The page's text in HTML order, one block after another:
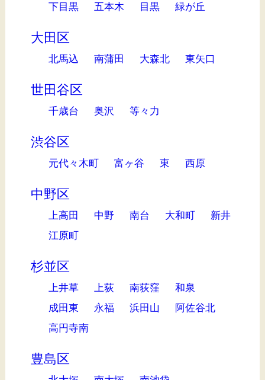
下目黒 五本木 目黒 緑が丘
大田区
北馬込 南蒲田 大森北 東矢口
世田谷区
千歳台 奥沢 等々力
渋谷区
元代々木町 富ヶ谷 東 西原
中野区
上高田 中野 南台 大和町
新井
江原町
杉並区
上井草 上荻 南荻窪
和泉
成田東
永福 浜田山
阿佐谷北
高円寺南
豊島区